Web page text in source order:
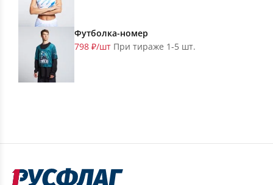
Футболка-номер
798 ₽/шт При тираже 1-5 шт.